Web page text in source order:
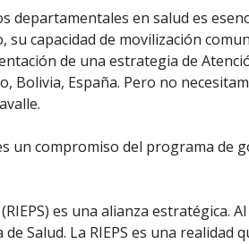
departamentales en salud es
capacidad de movilización
de una estrategia de
Bolivia, España. Pero no
un compromiso del programa de
(RIEPS) es una alianza estratégica.
Salud. La RIEPS es una realidad